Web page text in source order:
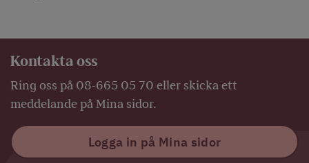
Kontakta oss
Ring oss på 08-665 05 70 eller skicka ett
meddelande på Mina sidor.
Logga in på Mina sidor